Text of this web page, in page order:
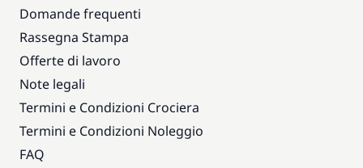
Domande frequenti
Rassegna Stampa
Offerte di lavoro
Note legali
Termini e Condizioni Crociera
Termini e Condizioni Noleggio
FAQ